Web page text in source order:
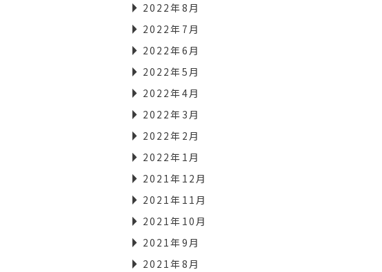
2022年8月
2022年7月
2022年6月
2022年5月
2022年4月
2022年3月
2022年2月
2022年1月
2021年12月
2021年11月
2021年10月
2021年9月
2021年8月